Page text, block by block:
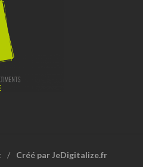
Créé par JeDigitalize.fr